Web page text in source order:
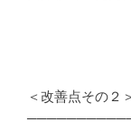
＜改善点その２＞